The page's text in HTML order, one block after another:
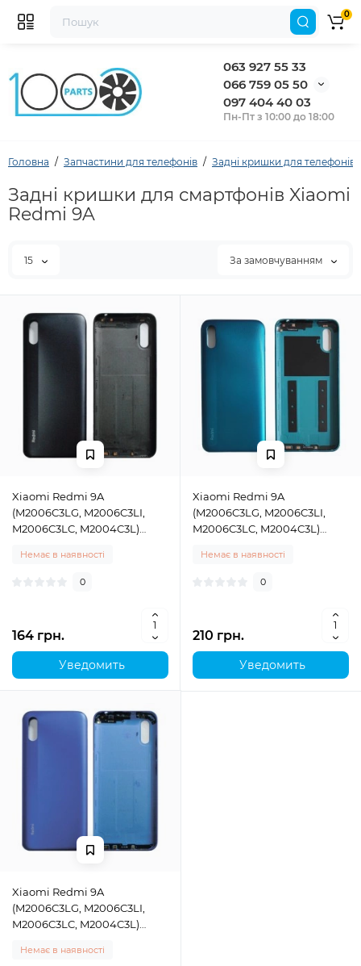
063 927 55 33
066 759 05 50
097 404 40 03
Пн-Пт з 10:00 до 18:00
0
Головна Запчастини для телефонів Задні кришки для телефонів
Задні кришки для смартфонів Xiaomi
Redmi 9A
15 За замовчуванням
Xiaomi Redmi 9A
(M2006C3LG, M2006C3LI,
M2006C3LC, M2004C3L)
Granite Gray
Немає в наявності
0
164 грн.
Уведомить
Xiaomi Redmi 9A
(M2006C3LG, M2006C3LI,
M2006C3LC, M2004C3L)
Peacock Green
Немає в наявності
0
210 грн.
Уведомить
Xiaomi Redmi 9A
(M2006C3LG, M2006C3LI,
M2006C3LC, M2004C3L)
Blue
Немає в наявності